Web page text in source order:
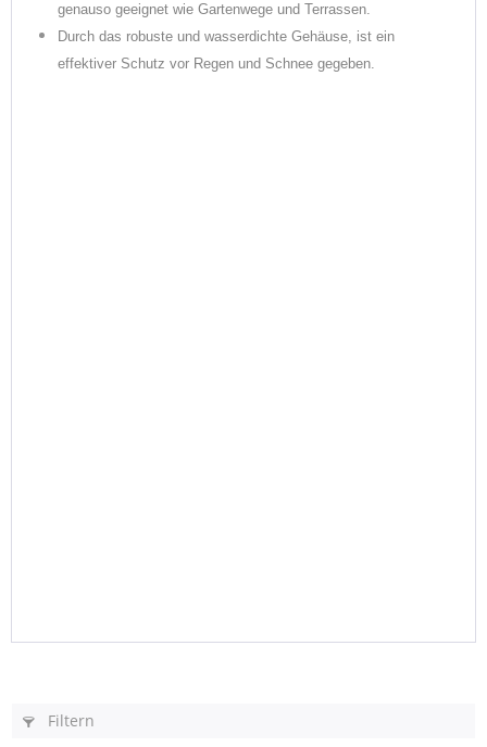
genauso geeignet wie Gartenwege und Terrassen.
Durch das robuste und wasserdichte Gehäuse, ist ein
effektiver Schutz vor Regen und Schnee gegeben.
Filtern